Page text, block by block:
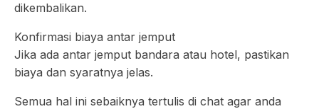
dikembalikan.
Konfirmasi biaya antar jemput
Jika ada antar jemput bandara atau hotel, pastikan
biaya dan syaratnya jelas.
Semua hal ini sebaiknya tertulis di chat agar anda